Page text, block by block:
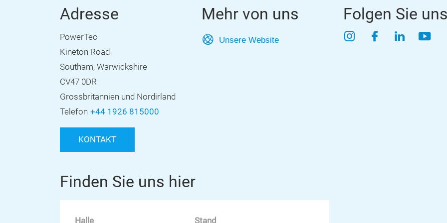
Adresse
PowerTec
Kineton Road
Southam, Warwickshire
CV47 0DR
Grossbritannien und Nordirland
Telefon +44 1926 815000
KONTAKT
Mehr von uns
Unsere Website
Folgen Sie
Instagram
Facebook
LinkedIn
Finden Sie uns hier
Halle Stand